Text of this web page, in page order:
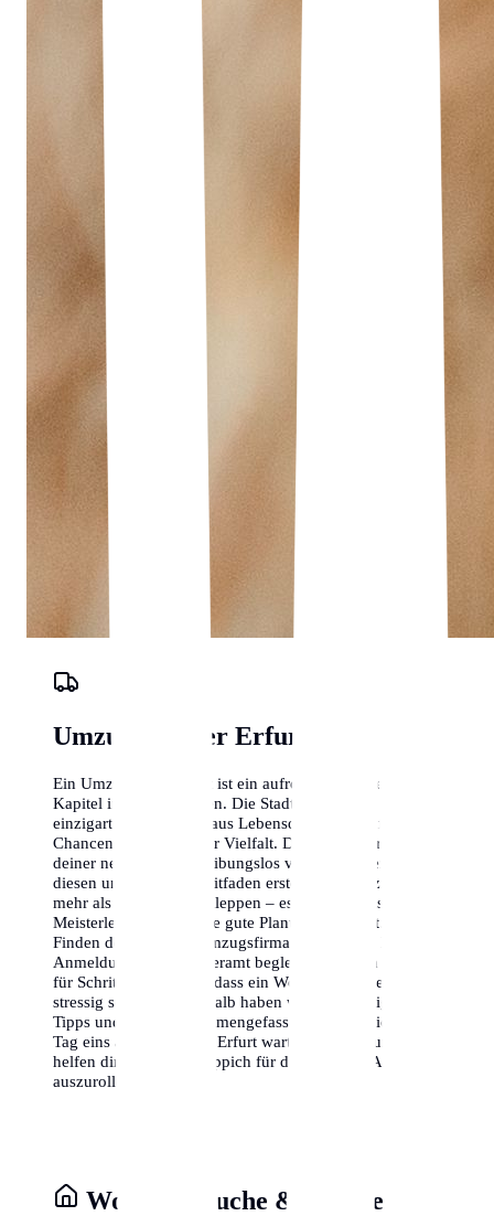
Umzugs-Planer Erfurt
Ein Umzug nach Erfurt ist ein aufregendes neues
Kapitel in deinem Leben. Die Stadt bietet eine
einzigartige Mischung aus Lebensqualität, beruflichen
Chancen und kultureller Vielfalt. Damit der Start in
deiner neuen Heimat reibungslos verläuft, haben wir
diesen umfassenden Leitfaden erstellt. Ein Umzug ist
mehr als nur Kisten schleppen – es ist eine logistische
Meisterleistung, die eine gute Planung erfordert. Vom
Finden der richtigen Umzugsfirma in Erfurt bis hin zur
Anmeldung beim Bürgeramt begleiten wir dich Schritt
für Schritt. Wir wissen, dass ein Wohnortwechsel
stressig sein kann, deshalb haben wir die wichtigsten
Tipps und Tricks zusammengefasst, damit du dich von
Tag eins an wohlfühlst. Erfurt wartet auf dich, und wir
helfen dir, den roten Teppich für deine eigene Ankunft
auszurollen.
Wohnungssuche & Stadtteile